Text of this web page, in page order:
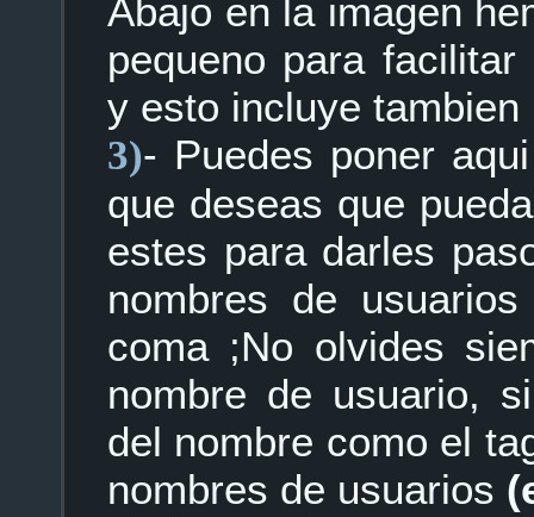
Abajo en la imagen
pequeno para
y esto incluye
3)- Puedes poner
que deseas que
estes para darles
nombres de
coma ;No olvides
nombre de usuario,
del nombre como el
nombres de usuarios